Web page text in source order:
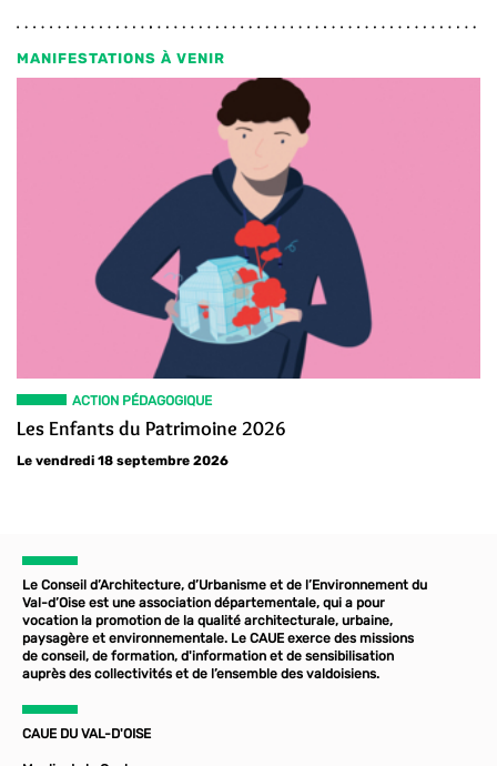
MANIFESTATIONS À VENIR
ACTION PÉDAGOGIQUE
Les Enfants du Patrimoine 2026
Le vendredi 18 septembre 2026
Le Conseil d’Architecture, d’Urbanisme et de l’Environnement du
Val-d’Oise est une association départementale, qui a pour
vocation la promotion de la qualité architecturale, urbaine,
paysagère et environnementale. Le CAUE exerce des missions
de conseil, de formation, d'information et de sensibilisation
auprès des collectivités et de l’ensemble des valdoisiens.
CAUE DU VAL-D'OISE